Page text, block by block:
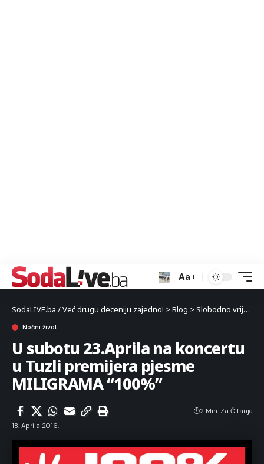
Aa
SodaLIVE.ba / Već drugu deceniju zajedno! > Blog > Slobodno vrijeme
Noćni život
U subotu 23.Aprila na koncertu
u Tuzli premijera pjesme
MILIGRAMA “100%”
18. Aprila 2016.
2 Min. Za Čitanje